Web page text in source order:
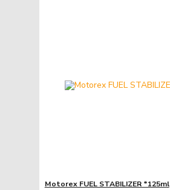
Motorex FUEL STABILIZER *125ml